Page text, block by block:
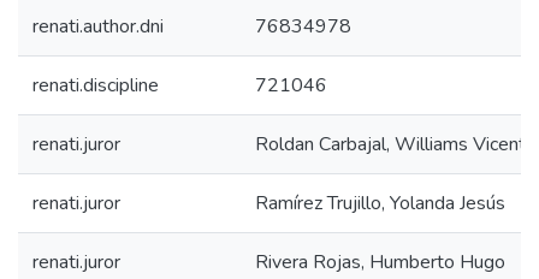
renati.author.dni 76834978
renati.discipline 721046
renati.juror Roldan Carbajal, Williams Vicente
renati.juror Ramírez Trujillo, Yolanda Jesús
renati.juror Rivera Rojas, Humberto Hugo